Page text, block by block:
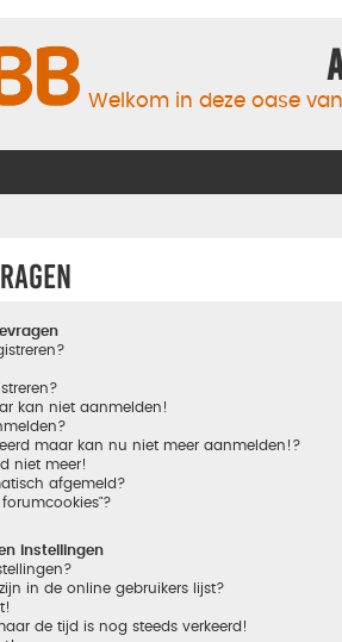
Welkom in deze oase
kan niet aanmelden!
maar kan nu niet meer aanmelden!?
niet meer!
afgemeld?
instellingen
in de online gebruikers lijst?
de tijd is nog steeds verkeerd!